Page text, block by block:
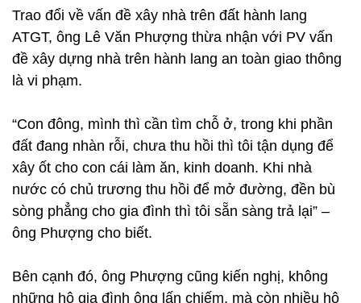
Trao đổi về vấn đề xây nhà trên đất hành lang
ATGT, ông Lê Văn Phượng thừa nhận với PV vấn
đề xây dựng nhà trên hành lang an toàn giao thông
là vi phạm.
“Con đông, mình thì cần tìm chỗ ở, trong khi phần
đất đang nhàn rỗi, chưa thu hồi thì tôi tận dụng để
xây ốt cho con cái làm ăn, kinh doanh. Khi nhà
nước có chủ trương thu hồi để mở đường, đền bù
sòng phẳng cho gia đình thì tôi sẵn sàng trả lại” –
ông Phượng cho biết.
Bên cạnh đó, ông Phượng cũng kiến nghị, không
những hộ gia đình ông lấn chiếm, mà còn nhiều hộ